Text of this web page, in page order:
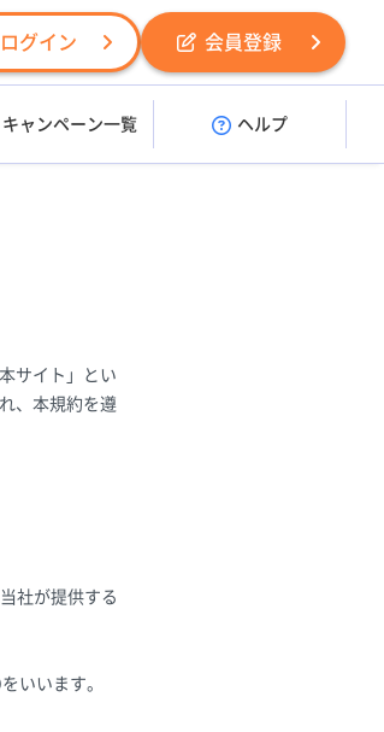
ログイン 会員登録
キャンペーン一覧 ヘルプ
サイト」とい
、本規約を遵
社が提供する
いいます。